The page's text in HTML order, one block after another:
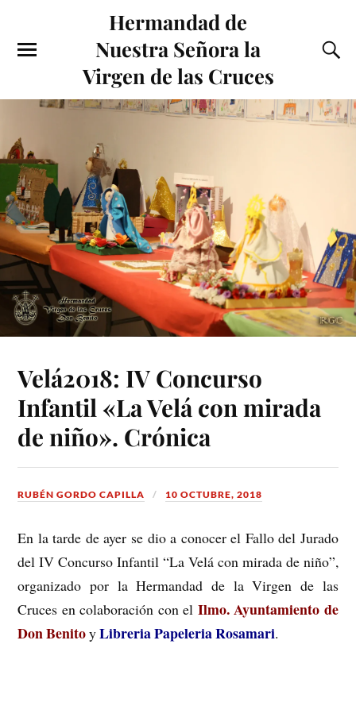
Hermandad de
Nuestra Señora la
Virgen de las Cruces
Velá2018: IV Concurso
Infantil «La Velá con mirada
de niño». Crónica
RUBÉN GORDO CAPILLA 10 OCTUBRE, 2018
En la tarde de ayer se dio a conocer el Fallo del Jurado
del IV Concurso Infantil “La Velá con mirada de niño”,
organizado por la Hermandad de la Virgen de las
Cruces en colaboración con el Ilmo. Ayuntamiento de
Don BenitoyLibreria Papeleria Rosamari.